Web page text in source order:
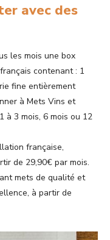
avec des
les mois une box
contenant : 1
fine entièrement
à Mets Vins et
à 3 mois, 6 mois ou 12
française,
de 29,90€ par mois.
mets de qualité et
à partir de